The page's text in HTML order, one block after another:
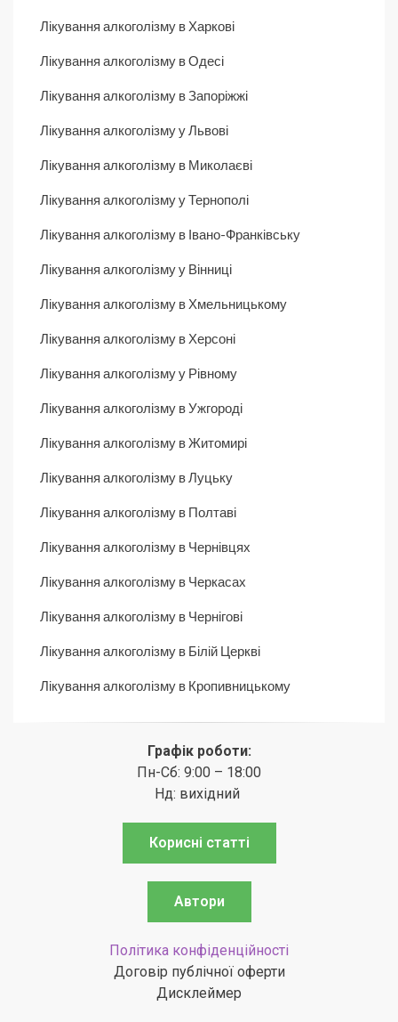
Лікування алкоголізму в Харкові
Лікування алкоголізму в Одесі
Лікування алкоголізму в Запоріжжі
Лікування алкоголізму у Львові
Лікування алкоголізму в Миколаєві
Лікування алкоголізму у Тернополі
Лікування алкоголізму в Івано-Франківську
Лікування алкоголізму у Вінниці
Лікування алкоголізму в Хмельницькому
Лікування алкоголізму в Херсоні
Лікування алкоголізму у Рівному
Лікування алкоголізму в Ужгороді
Лікування алкоголізму в Житомирі
Лікування алкоголізму в Луцьку
Лікування алкоголізму в Полтаві
Лікування алкоголізму в Чернівцях
Лікування алкоголізму в Черкасах
Лікування алкоголізму в Чернігові
Лікування алкоголізму в Білій Церкві
Лікування алкоголізму в Кропивницькому
Графік роботи:
Пн-Сб: 9:00 – 18:00
Нд: вихідний
Корисні статті
Автори
Політика конфіденційності
Договір публічної оферти
Дисклеймер